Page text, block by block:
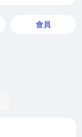
會員